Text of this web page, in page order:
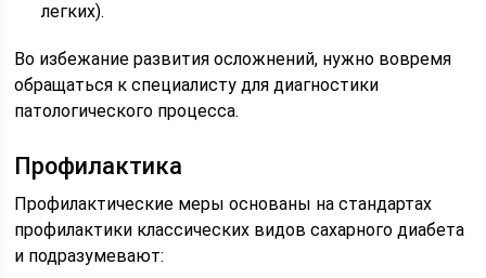
легких).
Во избежание развития осложнений, нужно вовремя
обращаться к специалисту для диагностики
патологического процесса.
Профилактика
Профилактические меры основаны на стандартах
профилактики классических видов сахарного диабета
и подразумевают: